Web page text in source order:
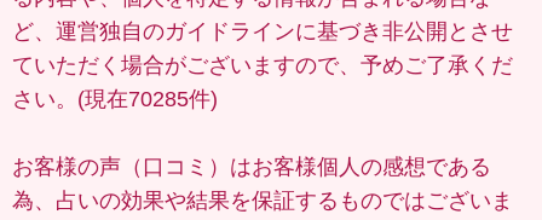
ど、運営独自のガイドラインに基づき非公開とさせ
ていただく場合がございますので、予めご了承くだ
さい。(現在70285件)
お客様の声（口コミ）はお客様個人の感想である
為、占いの効果や結果を保証するものではございま